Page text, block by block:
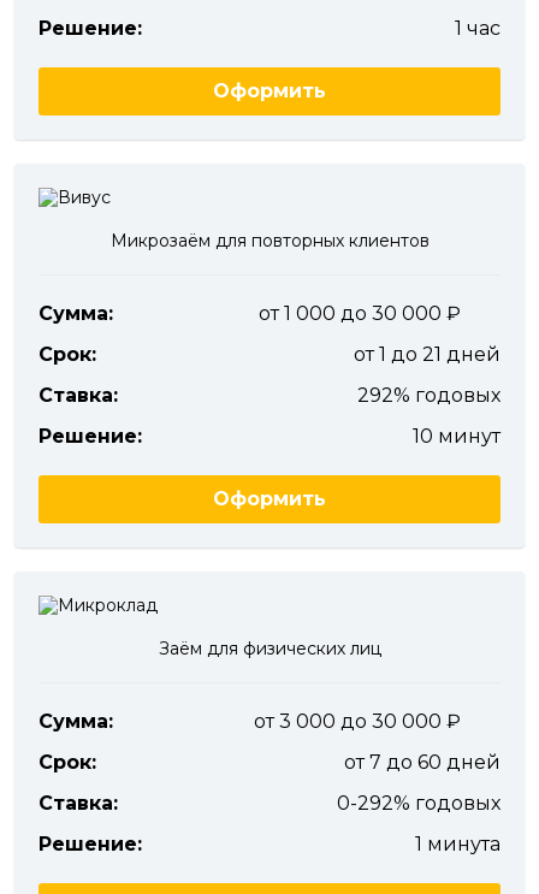
Решение:
1 час
Оформить
Микрозаём для повторных клиентов
Сумма:
от 1 000 до 30 000
Срок:
от 1 до 21 дней
Ставка:
292% годовых
Решение:
10 минут
Оформить
Заём для физических лиц
Сумма:
от 3 000 до 30 000
Срок:
от 7 до 60 дней
Ставка:
0-292% годовых
Решение:
1 минута